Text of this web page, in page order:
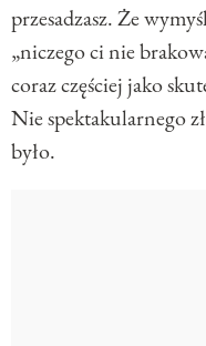
przesadzasz. Że
„niczego ci nie
coraz częściej jako
Nie spektakularnego
było.